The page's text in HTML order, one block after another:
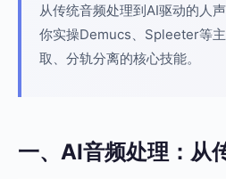
从传统音频处理到AI驱动的人
你实操Demucs、Spleeter等
取、分轨分离的核心技能。
一、AI音频处理：从